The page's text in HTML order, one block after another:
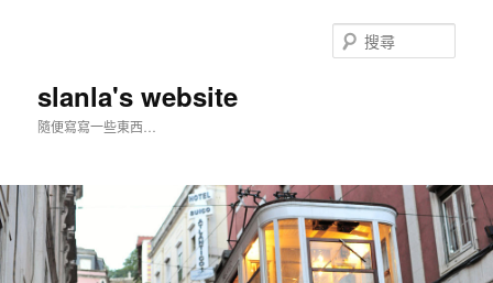
slanla's website
隨便寫寫一些東西…
尋